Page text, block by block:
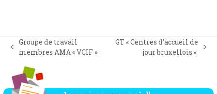
previous
Groupe de travail
membres AMA « VCIF »
GT « Centres d’accueil de
jour bruxellois «